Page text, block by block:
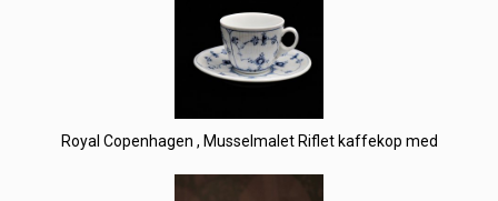
Royal Copenhagen , Musselmalet Riflet kaffekop med